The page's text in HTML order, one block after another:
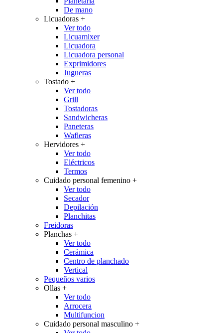
De mano
Licuadoras +
Ver todo
Licuamixer
Licuadora
Licuadora personal
Exprimidores
Jugueras
Tostado +
Ver todo
Grill
Tostadoras
Sandwicheras
Paneteras
Wafleras
Hervidores +
Ver todo
Eléctricos
Termos
Cuidado personal femenino +
Ver todo
Secador
Depilación
Planchitas
Freidoras
Planchas +
Ver todo
Cerámica
Centro de planchado
Vertical
Pequeños varios
Ollas +
Ver todo
Arrocera
Multifuncion
Cuidado personal masculino +